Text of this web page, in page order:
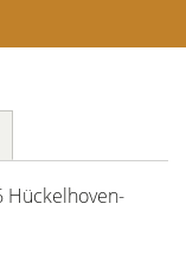
Hückelhoven-